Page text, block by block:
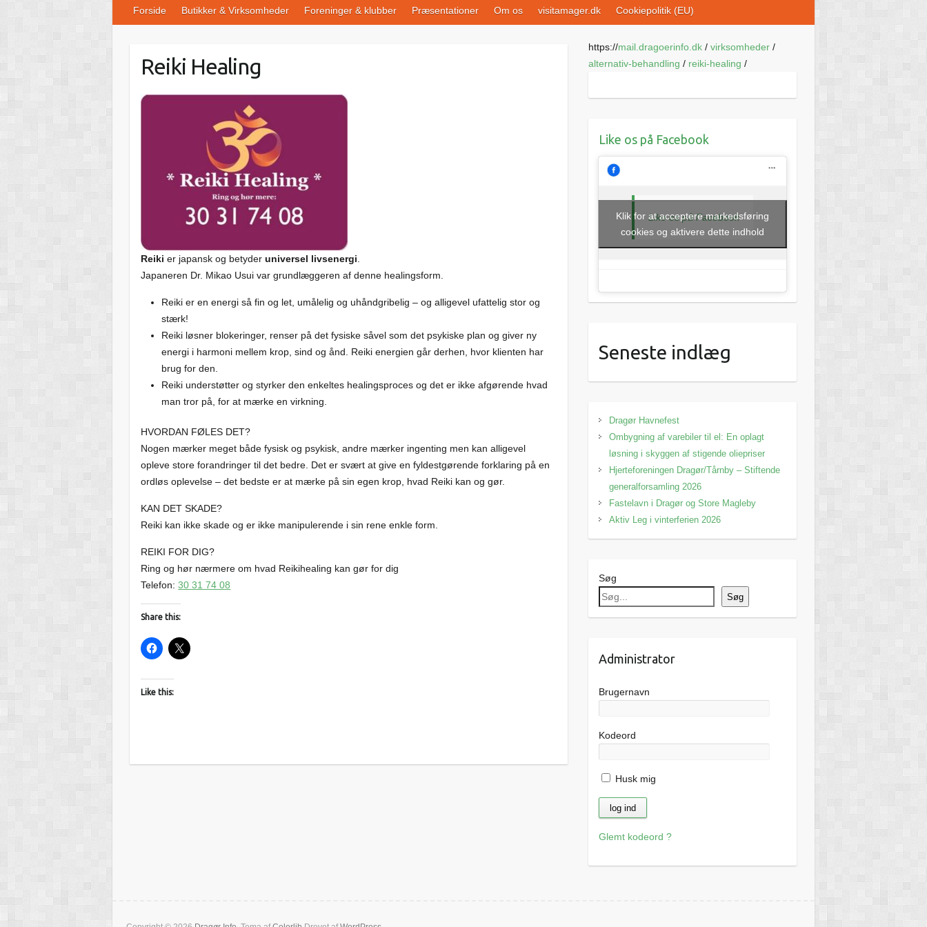
Forside Butikker & Virksomheder Foreninger & klubber Præsentationer Om os visitamager.dk Cookiepolitik (EU)
Reiki Healing
Reiki er japansk og betyderuniversel livsenergi.
Japaneren Dr. Mikao Usui var grundlæggeren af denne healingsform.
Reiki er en energi så fin og let, umålelig og uhåndgribelig – og alligevel ufattelig stor og
stærk!
Reiki løsner blokeringer, renser på det fysiske såvel som det psykiske plan og giver ny
energi i harmoni mellem krop, sind og ånd. Reiki energien går derhen, hvor klienten har
brug for den.
Reiki understøtter og styrker den enkeltes healingsproces og det er ikke afgørende hvad
man tror på, for at mærke en virkning.
HVORDAN FØLES DET?
Nogen mærker meget både fysisk og psykisk, andre mærker ingenting men kan alligevel
opleve store forandringer til det bedre. Det er svært at give en fyldestgørende forklaring på en
ordløs oplevelse – det bedste er at mærke på sin egen krop, hvad Reiki kan og gør.
KAN DET SKADE?
Reiki kan ikke skade og er ikke manipulerende i sin rene enkle form.
REIKI FOR DIG?
Ring og hør nærmere om hvad Reikihealing kan gør for dig
Telefon:30 31 74 08
Share this:
Like this:
https://mail.dragoerinfo.dk/ virksomheder/
alternativ-behandling / reiki-healing /
Like os på Facebook
Like os på Facebook
Klik for at acceptere markedsføring
cookies og aktivere dette indhold
Seneste indlæg
Dragør Havnefest
Ombygning af varebiler til el: En oplagt
løsning i skyggen af stigende oliepriser
Hjerteforeningen Dragør/Tårnby – Stiftende
generalforsamling 2026
Fastelavn i Dragør og Store Magleby
Aktiv Leg i vinterferien 2026
Søg
Søg
Administrator
Brugernavn
Kodeord
Husk mig
Glemt kodeord ?